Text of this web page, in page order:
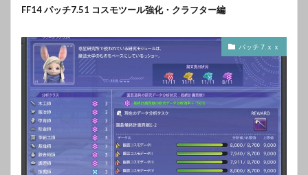
FF14 パッチ7.51 コスモツール強化・クラフター編
パッチ 7.ｘｘ